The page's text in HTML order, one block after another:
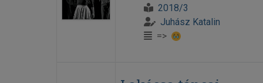
2018/3
Juhász Katalin
=>